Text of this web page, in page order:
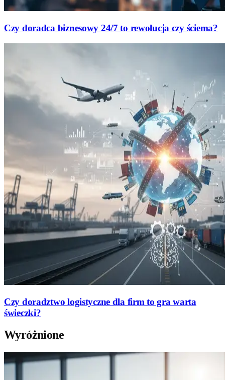
Czy doradca biznesowy 24/7 to rewolucja czy ściema?
Czy doradztwo logistyczne dla firm to gra warta
świeczki?
Wyróżnione